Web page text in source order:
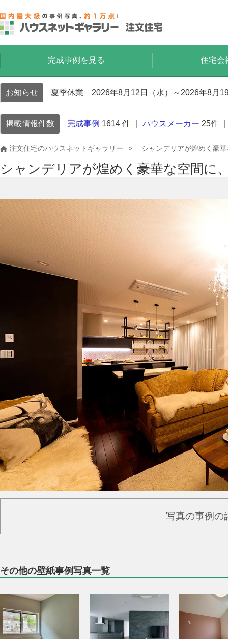
完成事例を見る 住宅会
お知らせ 夏季休業 2026年8月12日（水）～2026年8月
掲載情報件数 完成事例 1614 件 ｜ ハウスメーカー 25件
注文住宅のハウスネットギャラリー シャンデリアが煌めく豪
シャンデリアが煌めく豪華な空間に
写真の事例の
その他の壁紙事例写真一覧